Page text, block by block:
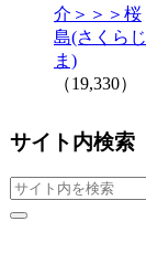
介＞＞＞桜
島(さくらじ
ま)
（19,330）
サイト内検索